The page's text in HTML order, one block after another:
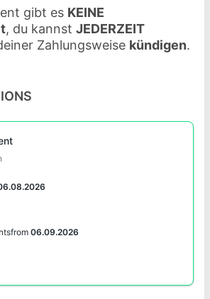
gibt es KEINE
, du kannst JEDERZEIT
Zahlungsweise kündigen.
from 06.09.2026